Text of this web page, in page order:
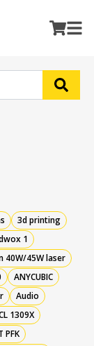
3d printing
1
40W/45W laser
ANYCUBIC
Audio
1309X
PFK